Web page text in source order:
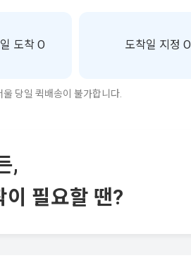
도착 O 도착일 지정 O
당일 퀵배송이 불가합니다.
,
필요할 땐?